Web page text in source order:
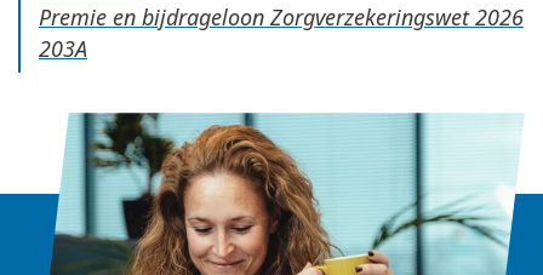
Premie en bijdrageloon Zorgverzekeringswet 2026